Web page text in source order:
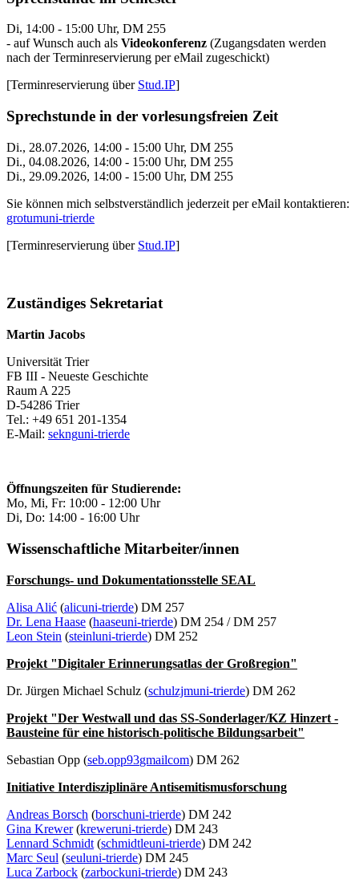
Di, 14:00 - 15:00 Uhr, DM 255
- auf Wunsch auch als Videokonferenz (Zugangsdaten werden
nach der Terminreservierung per eMail zugeschickt)
[Terminreservierung über Stud.IP]
Sprechstunde in der vorlesungsfreien Zeit
Di., 28.07.2026, 14:00 - 15:00 Uhr, DM 255
Di., 04.08.2026, 14:00 - 15:00 Uhr, DM 255
Di., 29.09.2026, 14:00 - 15:00 Uhr, DM 255
Sie können mich selbstverständlich jederzeit per eMail kontaktieren:
grotumuni-trierde
[Terminreservierung über Stud.IP]
Zuständiges Sekretariat
Martin Jacobs
Universität Trier
FB III - Neueste Geschichte
Raum A 225
D-54286 Trier
Tel.: +49 651 201-1354
E-Mail: seknguni-trierde
Öffnungszeiten für Studierende:
Mo, Mi, Fr: 10:00 - 12:00 Uhr
Di, Do: 14:00 - 16:00 Uhr
Wissenschaftliche Mitarbeiter/innen
Forschungs- und Dokumentationsstelle SEAL
Alisa Alić (alicuni-trierde) DM 257
Dr. Lena Haase (haaseuni-trierde) DM 254 / DM 257
Leon Stein (steinluni-trierde) DM 252
Projekt "Digitaler Erinnerungsatlas der Großregion"
Dr. Jürgen Michael Schulz (schulzjmuni-trierde) DM 262
Projekt "Der Westwall und das SS-Sonderlager/KZ Hinzert -
Bausteine für eine historisch-politische Bildungsarbeit"
Sebastian Opp (seb.opp93gmailcom) DM 262
Initiative Interdisziplinäre Antisemitismusforschung
Andreas Borsch (borschuni-trierde) DM 242
Gina Krewer(kreweruni-trierde) DM 243
Lennard Schmidt (schmidtleuni-trierde) DM 242
Marc Seul (seuluni-trierde) DM 245
Luca Zarbock (zarbockuni-trierde) DM 243